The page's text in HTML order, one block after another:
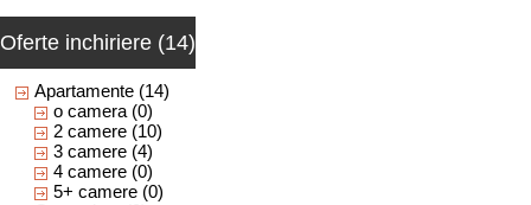
Oferte inchiriere (14)
Apartamente (14)
o camera (0)
2 camere (10)
3 camere (4)
4 camere (0)
5+ camere (0)